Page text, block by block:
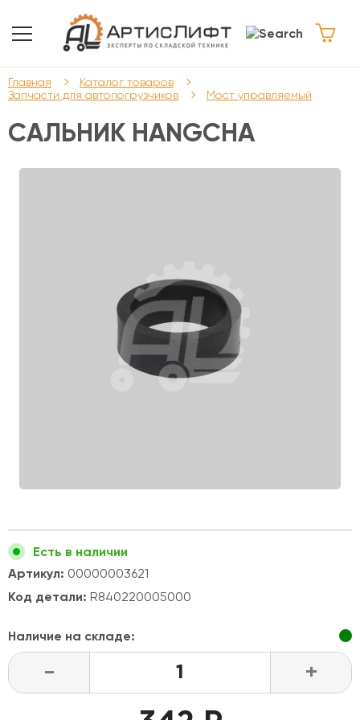
Главная
Каталог товаров
Запчасти для автопогрузчиков
Мост управляемый
САЛЬНИК HANGCHA
Есть в наличии
Артикул: 00000003621
Код детали: R840220005000
Наличие на складе:
- +